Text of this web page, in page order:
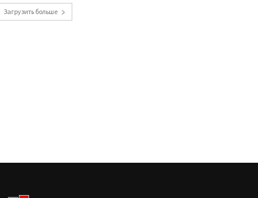
Загрузить больше